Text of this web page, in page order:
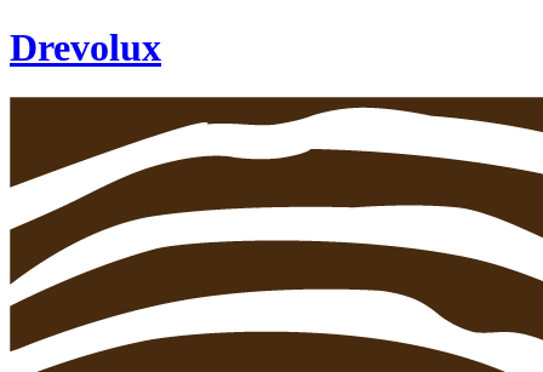
Drevolux